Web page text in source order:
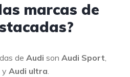
marcas de
de Audi son Audi Sport,
y Audi ultra.